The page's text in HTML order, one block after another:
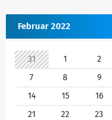
Februar 2022
31 1 2
7
8 9
14
15 16
21
22 23